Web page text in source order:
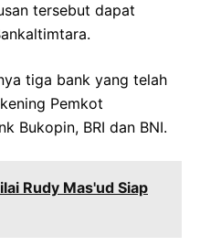
tersebut dapat
tiga bank yang telah
Pemkot
Bukopin, BRI dan BNI.
Rudy Mas'ud Siap